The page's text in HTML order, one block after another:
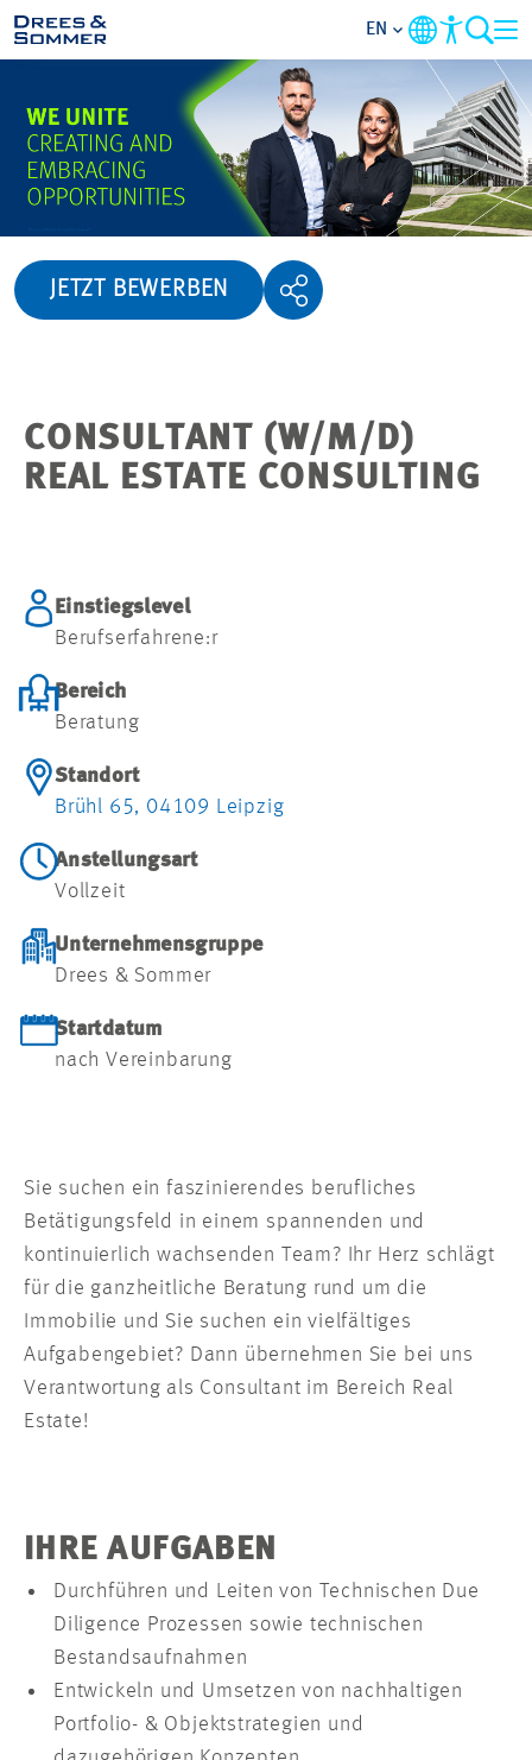
OVERVIEW
ABOUT US
AREAS OF ACTIVITY
ALL ABOUT APPLYING
EN
JETZT BEWERBEN
CONSULTANT (W/M/D)
REAL ESTATE CONSULTING
Einstiegslevel
Berufserfahrene:r
Bereich
Beratung
Standort
Brühl 65, 04109 Leipzig
Anstellungsart
Vollzeit
Unternehmensgruppe
Drees & Sommer
Startdatum
nach Vereinbarung
Sie suchen ein faszinierendes berufliches
Betätigungsfeld in einem spannenden und
kontinuierlich wachsenden Team? Ihr Herz schlägt
für die ganzheitliche Beratung rund um die
Immobilie und Sie suchen ein vielfältiges
Aufgabengebiet? Dann übernehmen Sie bei uns
Verantwortung als Consultant im Bereich Real
Estate!
IHRE AUFGABEN
Durchführen und Leiten von Technischen Due
Diligence Prozessen sowie technischen
Bestandsaufnahmen
Entwickeln und Umsetzen von nachhaltigen
Portfolio- & Objektstrategien und